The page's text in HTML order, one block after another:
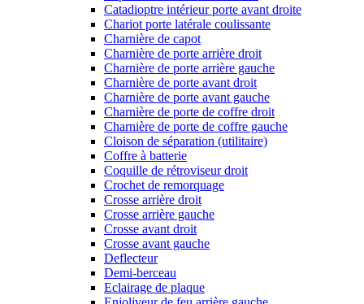
Catadioptre intérieur porte avant droite
Chariot porte latérale coulissante
Charnière de capot
Charnière de porte arrière droit
Charnière de porte arrière gauche
Charnière de porte avant droit
Charnière de porte avant gauche
Charnière de porte de coffre droit
Charnière de porte de coffre gauche
Cloison de séparation (utilitaire)
Coffre à batterie
Coquille de rétroviseur droit
Crochet de remorquage
Crosse arrière droit
Crosse arrière gauche
Crosse avant droit
Crosse avant gauche
Deflecteur
Demi-berceau
Eclairage de plaque